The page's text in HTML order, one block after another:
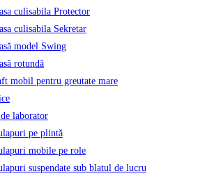
culisabila Protector
culisabila Sekretar
model Swing
rotundă
mobil pentru greutate mare
laborator
pe plintă
mobile pe role
suspendate sub blatul de lucru